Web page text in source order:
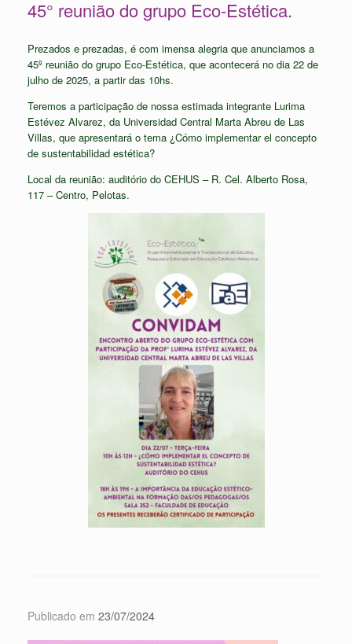
45° reunião do grupo Eco-Estética.
Prezados e prezadas, é com imensa alegria que anunciamos a
45º reunião do grupo Eco-Estética, que acontecerá no dia 22 de
julho de 2025, a partir das 10hs.
Teremos a participação de nossa estimada integrante Lurima
Estévez Alvarez, da Universidad Central Marta Abreu de Las
Villas, que apresentará o tema ¿Cómo implementar el concepto
de sustentabilidad estética?
Local da reunião: auditório do CEHUS – R. Cel. Alberto Rosa,
117 – Centro, Pelotas.
Publicado em 23/07/2024